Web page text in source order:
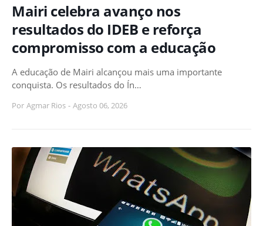
Mairi celebra avanço nos
resultados do IDEB e reforça
compromisso com a educação
A educação de Mairi alcançou mais uma importante
conquista. Os resultados do Ín…
Por Agmar Rios - Agosto 06, 2026